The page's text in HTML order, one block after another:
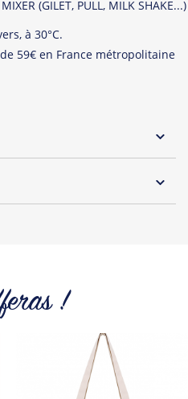
(GILET, PULL, MILK SHAKE...)
à 30°C.
59€ en France métropolitaine
de la marque
!